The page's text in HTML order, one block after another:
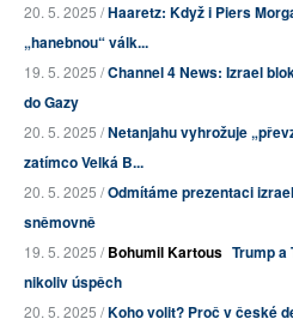
20. 5. 2025 /Haaretz: Když i Piers
„hanebnou“ válk...
19. 5. 2025 /Channel 4 News: Izrael
do Gazy
20. 5. 2025 /Netanjahu vyhrožuje
zatímco Velká B...
20. 5. 2025 /Odmítáme prezentaci
sněmovně
19. 5. 2025 /Bohumil Kartous Trump a
nikoliv úspěch
20. 5. 2025 /Koho volit? Proč v české